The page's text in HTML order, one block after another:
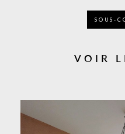
SOUS-
VOIR